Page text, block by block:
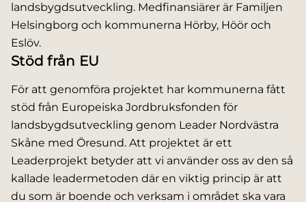
landsbygdsutveckling. Medfinansiärer är Familjen
Helsingborg och kommunerna Hörby, Höör och
Eslöv.
Stöd från EU
För att genomföra projektet har kommunerna fått
stöd från Europeiska Jordbruksfonden för
landsbygdsutveckling genom Leader Nordvästra
Skåne med Öresund. Att projektet är ett
Leaderprojekt betyder att vi använder oss av den så
kallade leadermetoden där en viktig princip är att
du som är boende och verksam i området ska vara